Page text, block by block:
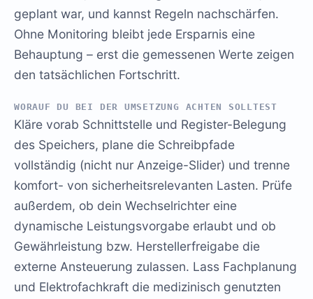
geplant war, und kannst Regeln nachschärfen.
Ohne Monitoring bleibt jede Ersparnis eine
Behauptung – erst die gemessenen Werte zeigen
den tatsächlichen Fortschritt.
WORAUF DU BEI DER UMSETZUNG ACHTEN SOLLTEST
Kläre vorab Schnittstelle und Register-Belegung
des Speichers, plane die Schreibpfade
vollständig (nicht nur Anzeige-Slider) und trenne
komfort- von sicherheitsrelevanten Lasten. Prüfe
außerdem, ob dein Wechselrichter eine
dynamische Leistungsvorgabe erlaubt und ob
Gewährleistung bzw. Herstellerfreigabe die
externe Ansteuerung zulassen. Lass Fachplanung
und Elektrofachkraft die medizinisch genutzten